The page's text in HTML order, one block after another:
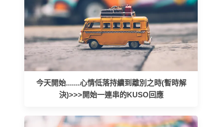
今天開始.......心情低落持續到離別之時(暫時解
決)>>>開始一連串的KUSO回應